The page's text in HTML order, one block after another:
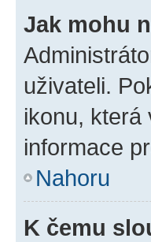
Jak mohu
uživateli.
ikonu, která
informace
Nahoru
K čemu